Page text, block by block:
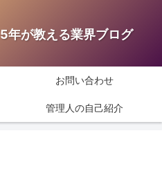
年が教える業界ブログ
お問い合わせ
管理人の自己紹介